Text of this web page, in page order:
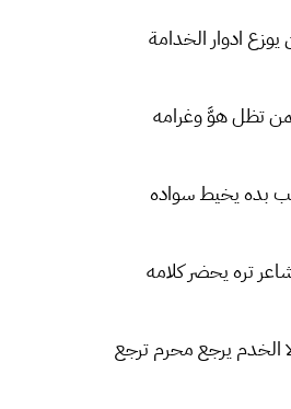
ادوار الخدامة
تظل هوَّ وغرامه
بده يخيط سواده
تره يحضر كلامه
الخدم يرجع محرم ترجع